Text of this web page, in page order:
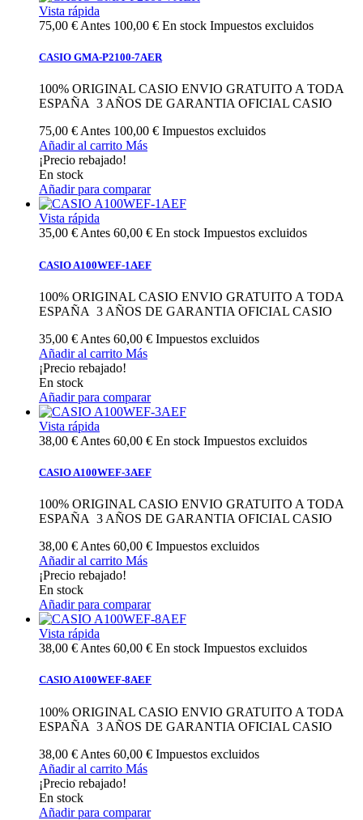
Vista rápida
75,00 € Antes 100,00 € En stock Impuestos excluidos
CASIO GMA-P2100-7AER
100% ORIGINAL CASIO ENVIO GRATUITO A TODA
ESPAÑA 3 AÑOS DE GARANTIA OFICIAL CASIO
75,00 €Antes 100,00 € Impuestos excluidos
Añadir al carrito Más
¡Precio rebajado!
En stock
Añadir para comparar
Vista rápida
35,00 €Antes 60,00 € En stock Impuestos excluidos
CASIO A100WEF-1AEF
100% ORIGINAL CASIO ENVIO GRATUITO A TODA
ESPAÑA 3 AÑOS DE GARANTIA OFICIAL CASIO
35,00 € Antes 60,00 € Impuestos excluidos
Añadir al carrito Más
¡Precio rebajado!
En stock
Añadir para comparar
Vista rápida
38,00 € Antes 60,00 € En stock Impuestos excluidos
CASIO A100WEF-3AEF
100% ORIGINAL CASIO ENVIO GRATUITO A TODA
ESPAÑA 3 AÑOS DE GARANTIA OFICIAL CASIO
38,00 € Antes 60,00 € Impuestos excluidos
Añadir al carrito Más
¡Precio rebajado!
En stock
Añadir para comparar
Vista rápida
38,00 € Antes 60,00 € En stock Impuestos excluidos
CASIO A100WEF-8AEF
100% ORIGINAL CASIO ENVIO GRATUITO A TODA
ESPAÑA 3 AÑOS DE GARANTIA OFICIAL CASIO
38,00 € Antes 60,00 € Impuestos excluidos
Añadir al carrito Más
¡Precio rebajado!
En stock
Añadir para comparar